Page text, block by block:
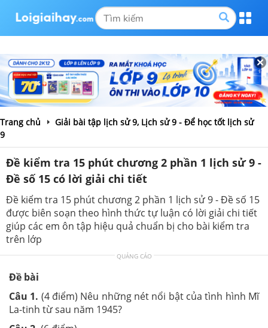
Trang chủ
Giải bài tập lịch sử 9, Lịch sử 9 - Để học tốt lịch sử
9
Đề kiểm tra 15 phút chương 2 phần 1 lịch sử 9 -
Đề số 15 có lời giải chi tiết
Đề kiểm tra 15 phút chương 2 phần 1 lịch sử 9 - Đề số 15
được biên soạn theo hình thức tự luận có lời giải chi tiết
giúp các em ôn tập hiệu quả chuẩn bị cho bài kiểm tra
trên lớp
QUẢNG CÁO
Đề bài
Câu 1. (4 điểm) Nêu những nét nổi bật của tình hình Mĩ
La-tinh từ sau năm 1945?